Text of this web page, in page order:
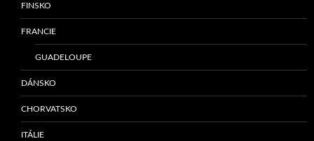
FINSKO
FRANCIE
GUADELOUPE
DÁNSKO
CHORVATSKO
ITÁLIE